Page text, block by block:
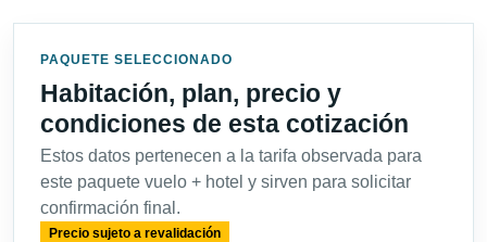
PAQUETE SELECCIONADO
Habitación, plan, precio y
condiciones de esta cotización
Estos datos pertenecen a la tarifa observada para
este paquete vuelo + hotel y sirven para solicitar
confirmación final.
Precio sujeto a revalidación